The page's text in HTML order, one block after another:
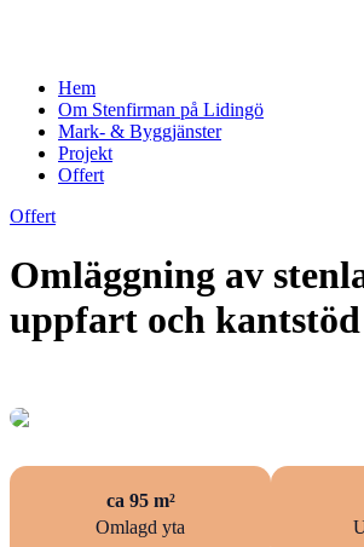
Hem
Om Stenfirman på Lidingö
Mark- & Byggjänster
Projekt
Offert
Offert
Omläggning av
uppfart och
ca 95 m²
Omlagd yta